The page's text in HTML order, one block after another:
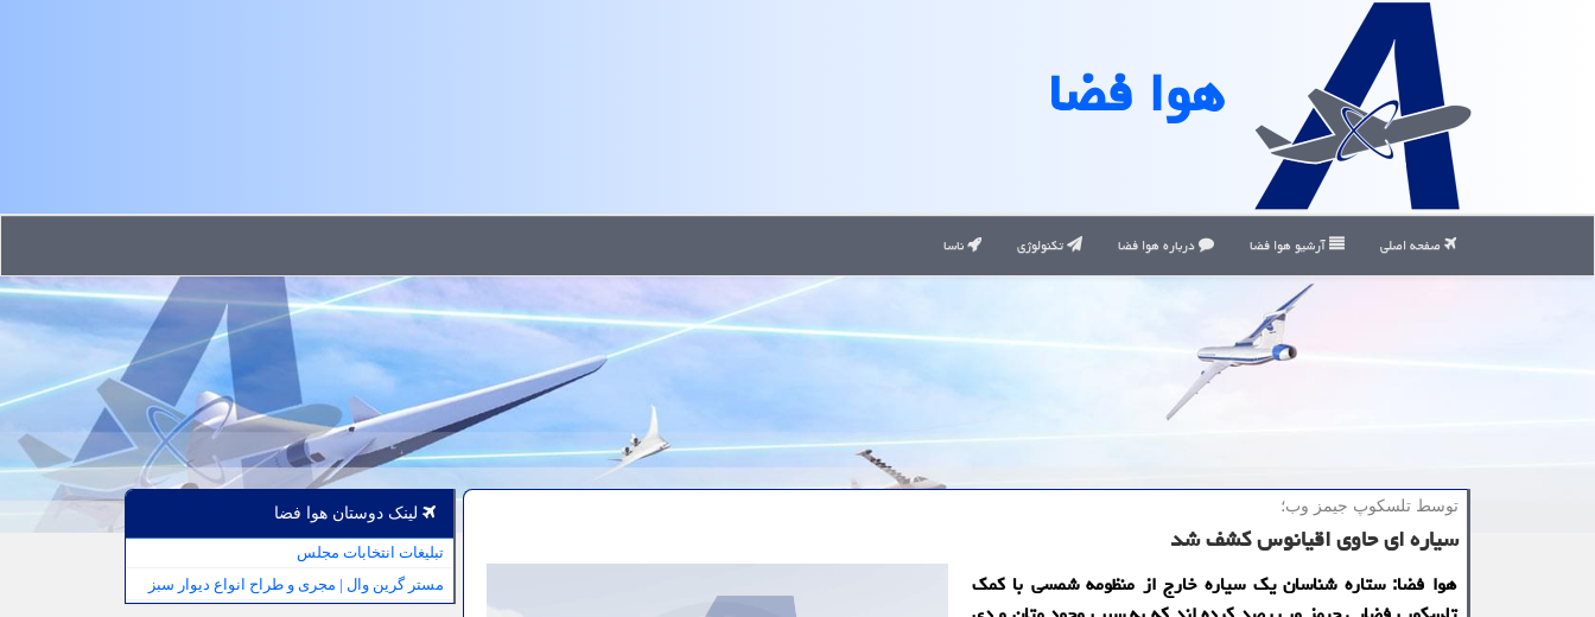
هوا فضا
صفحه اصلی آرشیو هوا فضا درباره هوا فضا تکنولوژی ناسا
توسط تلسكوپ جیمز وب؛
سیاره ای حاوی اقیانوس کشف شد
هوا فضا: ستاره شناسان یک سیاره خارج از منظومه شمسی با کمک
لینک دوستان هوا فضا
تبلیغات انتخابات مجلس
مستر گرین وال | مجری و طراح انواع دیوار سبز